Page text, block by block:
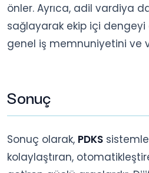
önler. Ayrıca, adil vardiya
sağlayarak ekip içi dengeyi
genel iş memnuniyetini ve
Sonuç
Sonuç olarak, PDKS
kolaylaştıran,